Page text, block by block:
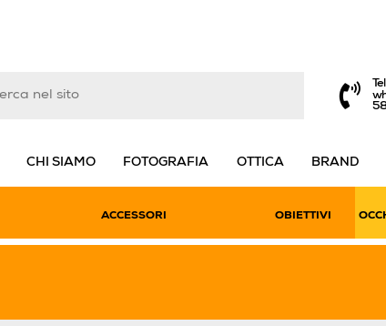
CHI SIAMO FOTOGRAFIA OTTICA BRAND
ACCESSORI OBIETTIVI